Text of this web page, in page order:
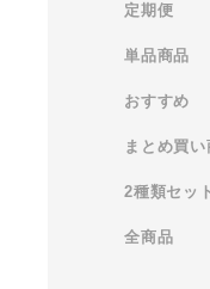
定期便
単品商品
おすすめ
まとめ買い
2種類セッ
全商品